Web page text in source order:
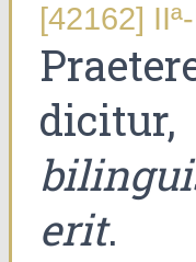
[42162]
erit.